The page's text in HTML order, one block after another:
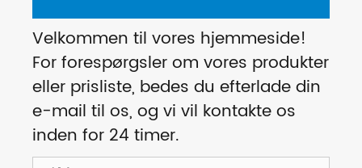
Velkommen til vores hjemmeside!
For forespørgsler om vores produkter
eller prisliste, bedes du efterlade din
e-mail til os, og vi vil kontakte os
inden for 24 timer.